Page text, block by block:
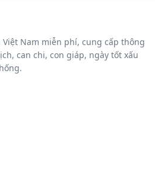
Nam miễn phí, cung cấp thông
can chi, con giáp, ngày tốt xấu